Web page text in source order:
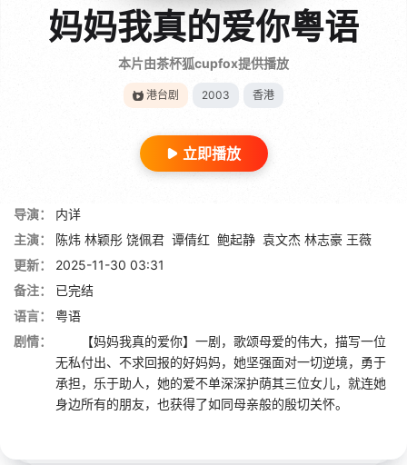
妈妈我真的爱你粤语
本片由茶杯狐cupfox提供播放
港台剧 2003 香港
立即播放
导演：
内详
主演：
陈炜 林颖彤 饶佩君 谭倩红 鲍起静 袁文杰 林志豪 王薇
更新：
2025-11-30 03:31
备注：
已完结
语言：
粤语
剧情：
【妈妈我真的爱你】一剧，歌颂母爱的伟大，描写一位
无私付出、不求回报的好妈妈，她坚强面对一切逆境，勇于
承担，乐于助人，她的爱不单深深护荫其三位女儿，就连她
身边所有的朋友，也获得了如同母亲般的殷切关怀。